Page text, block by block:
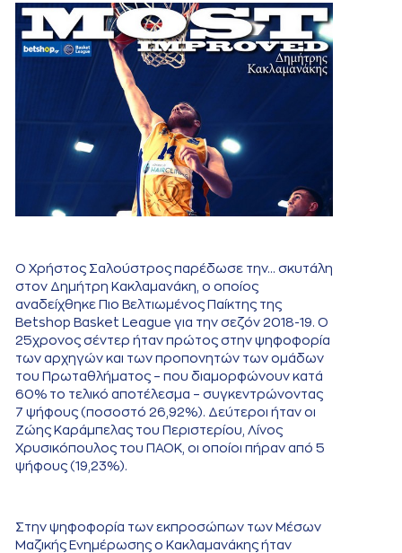
Ο Χρήστος Σαλούστρος παρέδωσε την... σκυτάλη
στον Δημήτρη Κακλαμανάκη, ο οποίος
αναδείχθηκε Πιο Βελτιωμένος Παίκτης της
Betshop Basket League για την σεζόν 2018-19. Ο
25χρονος σέντερ ήταν πρώτος στην ψηφοφορία
των αρχηγών και των προπονητών των ομάδων
του Πρωταθλήματος – που διαμορφώνουν κατά
60% το τελικό αποτέλεσμα – συγκεντρώνοντας
7 ψήφους (ποσοστό 26,92%). Δεύτεροι ήταν οι
Ζώης Καράμπελας του Περιστερίου, Λίνος
Χρυσικόπουλος του ΠΑΟΚ, οι οποίοι πήραν από 5
ψήφους (19,23%).
Στην ψηφοφορία των εκπροσώπων των Μέσων
Μαζικής Ενημέρωσης ο Κακλαμανάκης ήταν